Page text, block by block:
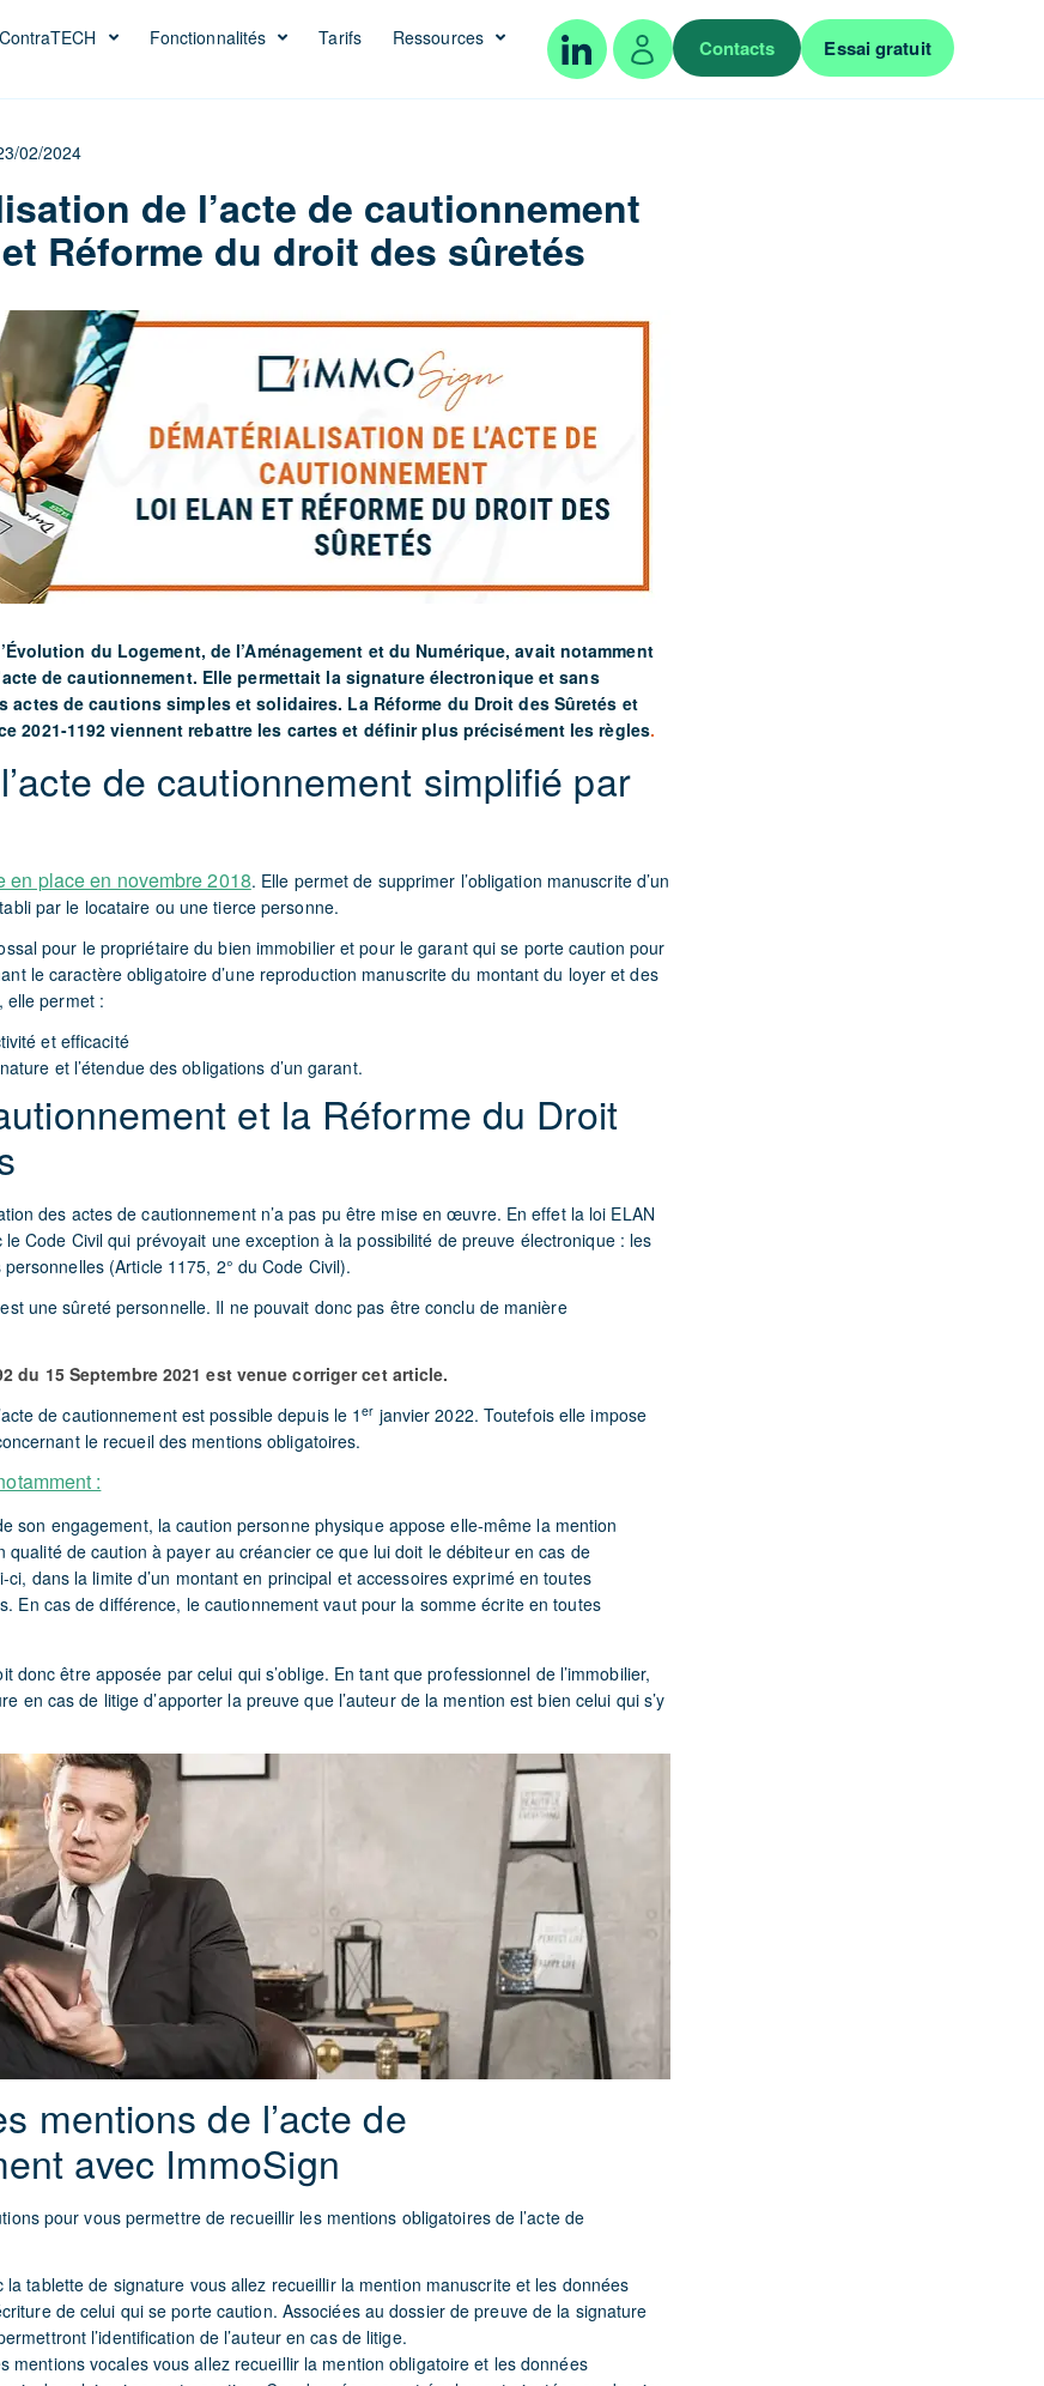
Fonctionnalités Tarifs Ressources Contacts Essai gratuit
02/2024
de l’acte de cautionnement
Réforme du droit des sûretés
du Logement, de l’Aménagement et du Numérique, avait notamment
de cautionnement. Elle permettait la signature électronique et sans
actes de cautions simples et solidaires. La Réforme du Droit des Sûretés et
2021-1192 viennent rebattre les cartes et définir plus précisément les règles.
de cautionnement simplifié par
en place en novembre 2018. Elle permet de supprimer l’obligation manuscrite d’un
par le locataire ou une tierce personne.
pour le propriétaire du bien immobilier et pour le garant qui se porte caution pour
le caractère obligatoire d’une reproduction manuscrite du montant du loyer et des
elle permet :
et efficacité
et l’étendue des obligations d’un garant.
et la Réforme du Droit
des actes de cautionnement n’a pas pu être mise en œuvre. En effet la loi ELAN
Code Civil qui prévoyait une exception à la possibilité de preuve électronique : les
(Article 1175, 2° du Code Civil).
une sûreté personnelle. Il ne pouvait donc pas être conclu de manière
du 15 Septembre 2021 est venue corriger cet article.
de cautionnement est possible depuis le 1er janvier 2022. Toutefois elle impose
le recueil des mentions obligatoires.
:
son engagement, la caution personne physique appose elle-même la mention
qualité de caution à payer au créancier ce que lui doit le débiteur en cas de
ci, dans la limite d’un montant en principal et accessoires exprimé en toutes
En cas de différence, le cautionnement vaut pour la somme écrite en toutes
donc être apposée par celui qui s’oblige. En tant que professionnel de l’immobilier,
en cas de litige d’apporter la preuve que l’auteur de la mention est bien celui qui s’y
mentions de l’acte de
avec ImmoSign
pour vous permettre de recueillir les mentions obligatoires de l’acte de
la tablette de signature vous allez recueillir la mention manuscrite et les données
de celui qui se porte caution. Associées au dossier de preuve de la signature
l’identification de l’auteur en cas de litige.
mentions vocales vous allez recueillir la mention obligatoire et les données